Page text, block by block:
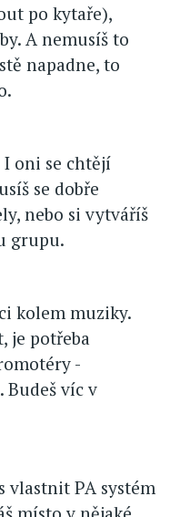
po kytaře),
A nemusíš to
napadne, to
I oni se chtějí
se dobře
nebo si vytváříš
grupu.
kolem muziky.
je potřeba
-
Budeš víc v
vlastnit PA systém